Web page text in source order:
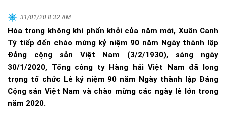
31/01/20 8:32 AM
Hòa trong không khí phấn khởi của năm mới, Xuân Canh
Tý tiếp đến chào mừng kỷ niệm 90 năm Ngày thành lập
Đảng cộng sản Việt Nam (3/2/1930), sáng ngày
30/1/2020, Tổng công ty Hàng hải Việt Nam đã long
trọng tổ chức Lễ kỷ niệm 90 năm Ngày thành lập Đảng
Cộng sản Việt Nam và chào mừng các ngày lễ lớn trong
năm 2020.